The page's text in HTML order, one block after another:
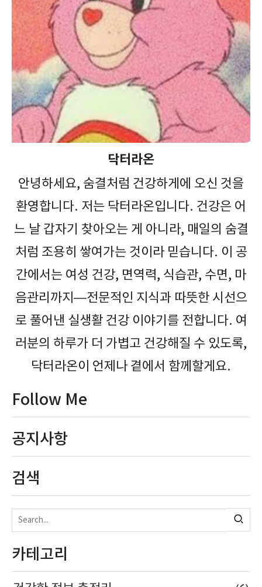
닥터라온
안녕하세요, 숨결처럼 건강하게에 오신 것을
환영합니다. 저는 닥터라온입니다. 건강은 어
느 날 갑자기 찾아오는 게 아니라, 매일의 숨결
처럼 조용히 쌓여가는 것이라 믿습니다. 이 공
간에서는 여성 건강, 면역력, 식습관, 수면, 마
음관리까지—전문적인 지식과 따뜻한 시선으
로 풀어낸 실생활 건강 이야기를 전합니다. 여
러분의 하루가 더 가볍고 건강해질 수 있도록,
닥터라온이 언제나 곁에서 함께할게요.
Follow Me
공지사항
검색
카테고리